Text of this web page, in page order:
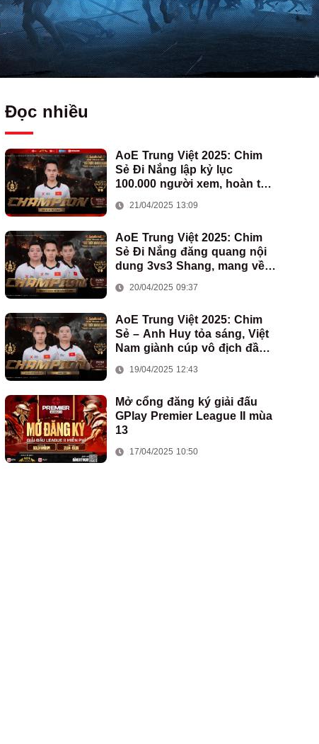
Đọc nhiều
AoE Trung Việt 2025: Chim
Sẻ Đi Nắng lập kỷ lục
100.000 người xem, hoàn tất
Việt Nam
21/04/2025 13:09
AoE Trung Việt 2025: Chim
Sẻ Đi Nắng đăng quang nội
dung 3vs3 Shang, mang về
đoàn AoE Việt Nam
20/04/2025 09:37
AoE Trung Việt 2025: Chim
Sẻ – Anh Huy tỏa sáng, Việt
Nam giành cúp vô địch đầu
19/04/2025 12:43
Mở cổng đăng ký giải đấu
GPlay Premier League II mùa
13
17/04/2025 10:50